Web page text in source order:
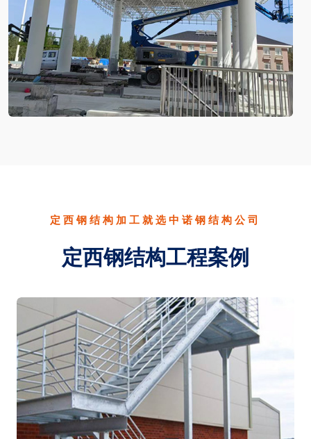
定西钢结构加工就选中诺钢结构公司
定西钢结构工程案例